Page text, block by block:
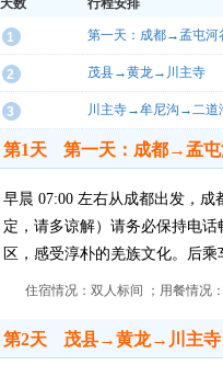
天数 行程安排
1 第一天：成都→孟屯
2 茂县→黄龙→川主寺
3 川主寺→牟尼沟→二
第1天 第一天：成都→孟
早晨 07:00 左右从成都出发，
定，请多谅解）请务必保持电
区，感受淳朴的羌族文化。后乘
住宿情况：双人标间 ；用餐情况
第2天 茂县→黄龙→川主寺